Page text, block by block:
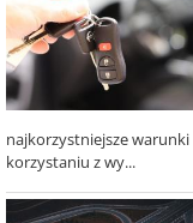
najkorzystniejsze
korzystaniu z wy...